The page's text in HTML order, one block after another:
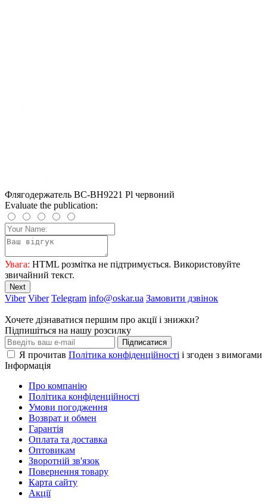
Флягодержатель BC-BH9221 Pl червоний
Evaluate the publication:
Увага: HTML розмітка не підтримується. Використовуйте
звичайний текст.
Next
Viber Viber Telegram info@oskar.ua Замовити дзвінок
Хочете дізнаватися першим про акції і знижки?
Підпишіться на нашу розсилку
Підписатися
Я прочитав Політика конфіденційності і згоден з вимогами
Інформація
Про компанію
Політика конфіденційності
Умови погодження
Возврат и обмен
Гарантія
Оплата та доставка
Оптовикам
Зворотній зв'язок
Повернення товару
Карта сайту
Акції